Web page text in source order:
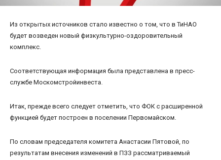
Из открытых источников стало известно о том, что в ТиНАО
будет возведен новый физкультурно-оздоровительный
комплекс.
Соответствующая информация была представлена в пресс-
службе Москомстройинвеста.
Итак, прежде всего следует отметить, что ФОК с расширенной
функцией будет построен в поселении Первомайском.
По словам председателя комитета Анастасии Пятовой, по
результатам внесения изменений в ПЗЗ рассматриваемый